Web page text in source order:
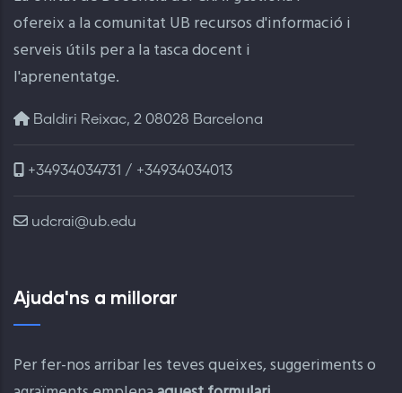
ofereix a la comunitat UB recursos d'informació i
serveis útils per a la tasca docent i
l'aprenentatge.
Baldiri Reixac, 2 08028 Barcelona
+34934034731 / +34934034013
udcrai@ub.edu
Ajuda'ns a millorar
Per fer-nos arribar les teves queixes, suggeriments o